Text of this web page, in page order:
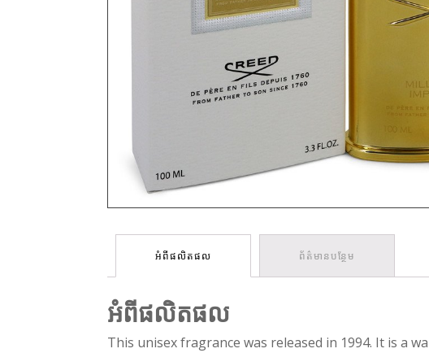
អំពីផលិតផល ព័ត៌មានបន្ថែម
អំពីផលិតផល
This unisex fragrance was released in 1994. It is a